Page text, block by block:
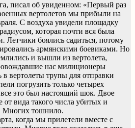
писал об увиденном: «Первый раз
вертолетов мы прибыли на
С воздуха увидели площадку
которая почти вся была
Летчики боялись садиться, потому
армянскими боевиками. Но
и вышли из вертолета,
нас милиционеры
вертолеты трупы для отправки
погрузить только четырех
это был настоящий шок. Двое
от вида такого числа убитых и
Многих тошнило.
когда мы прилетели вместе с